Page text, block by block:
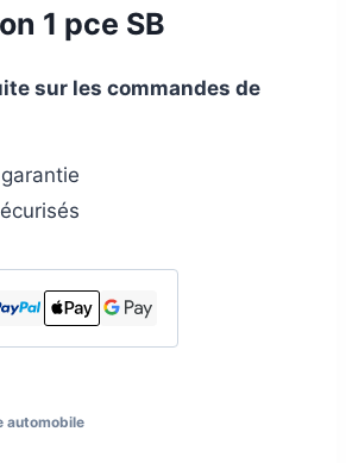
1 pce SB
sur les commandes de
automobile